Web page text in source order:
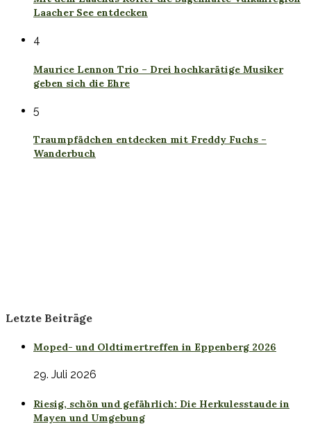
Laacher See entdecken
4
Maurice Lennon Trio – Drei hochkarätige Musiker
geben sich die Ehre
5
Traumpfädchen entdecken mit Freddy Fuchs –
Wanderbuch
Letzte Beiträge
Moped- und Oldtimertreffen in Eppenberg 2026
29. Juli 2026
Riesig, schön und gefährlich: Die Herkulesstaude in
Mayen und Umgebung